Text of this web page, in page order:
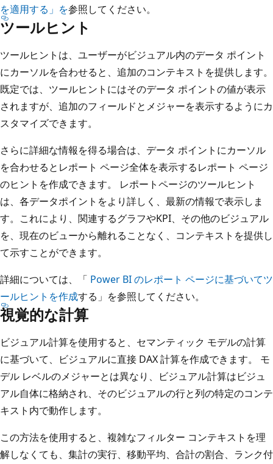
を適用する」を参照してください。
ツールヒント
ツールヒントは、ユーザーがビジュアル内のデータ ポイント
にカーソルを合わせると、追加のコンテキストを提供します。
既定では、ツールヒントにはそのデータ ポイントの値が表示
されますが、追加のフィールドとメジャーを表示するようにカ
スタマイズできます。
さらに詳細な情報を得る場合は、データ ポイントにカーソル
を合わせるとレポート ページ全体を表示するレポート ページ
のヒントを作成できます。 レポートページのツールヒント
は、各データポイントをより詳しく、最新の情報で表示しま
す。これにより、関連するグラフやKPI、その他のビジュアル
を、現在のビューから離れることなく、コンテキストを提供し
て示すことができます。
詳細については、「 Power BI のレポート ページに基づいてツ
ールヒントを作成する」を参照してください。
視覚的な計算
ビジュアル計算を使用すると、セマンティック モデルの計算
に基づいて、ビジュアルに直接 DAX 計算を作成できます。 モ
デル レベルのメジャーとは異なり、ビジュアル計算はビジュ
アル自体に格納され、そのビジュアルの行と列の特定のコンテ
キスト内で動作します。
この方法を使用すると、複雑なフィルター コンテキストを理
解しなくても、集計の実行、移動平均、合計の割合、ランク付